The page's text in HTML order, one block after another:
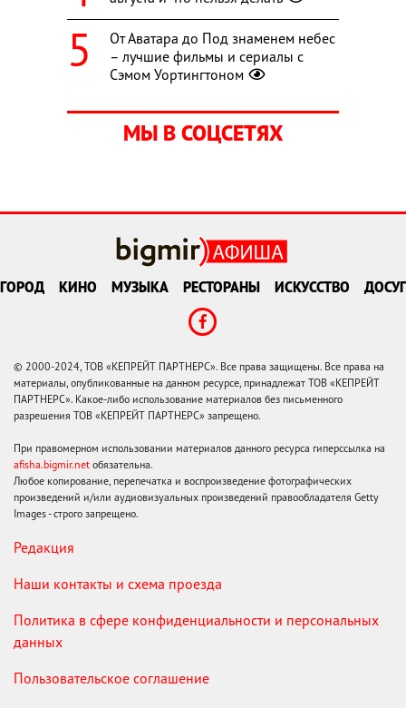
От Аватара до Под знаменем небес
– лучшие фильмы и сериалы с
Сэмом Уортингтоном
МЫ В СОЦСЕТЯХ
ГОРОД КИНО МУЗЫКА РЕСТОРАНЫ ИСКУССТВО ДОСУГ
© 2000-2024, ТОВ «КЕПРЕЙТ ПАРТНЕРС». Все права защищены. Все права на
материалы, опубликованные на данном ресурсе, принадлежат ТОВ «КЕПРЕЙТ
ПАРТНЕРС». Какое-либо использование материалов без письменного
разрешения ТОВ «КЕПРЕЙТ ПАРТНЕРС» запрещено.
При правомерном использовании материалов данного ресурса гиперссылка на
afisha.bigmir.net обязательна.
Любое копирование, перепечатка и воспроизведение фотографических
произведений и/или аудиовизуальных произведений правообладателя Getty
Images - строго запрещено.
Редакция
Наши контакты и схема проезда
Политика в сфере конфиденциальности и персональных
данных
Пользовательское соглашение